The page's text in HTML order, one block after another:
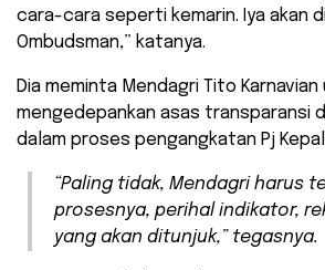
cara-cara seperti kemarin. Iya akan
Ombudsman,” katanya.
Dia meminta Mendagri Tito
mengedepankan asas transparansi
dalam proses pengangkatan Pj
“Paling tidak, Mendagri harus
prosesnya, perihal indikator,
yang akan ditunjuk,” tegasnya.